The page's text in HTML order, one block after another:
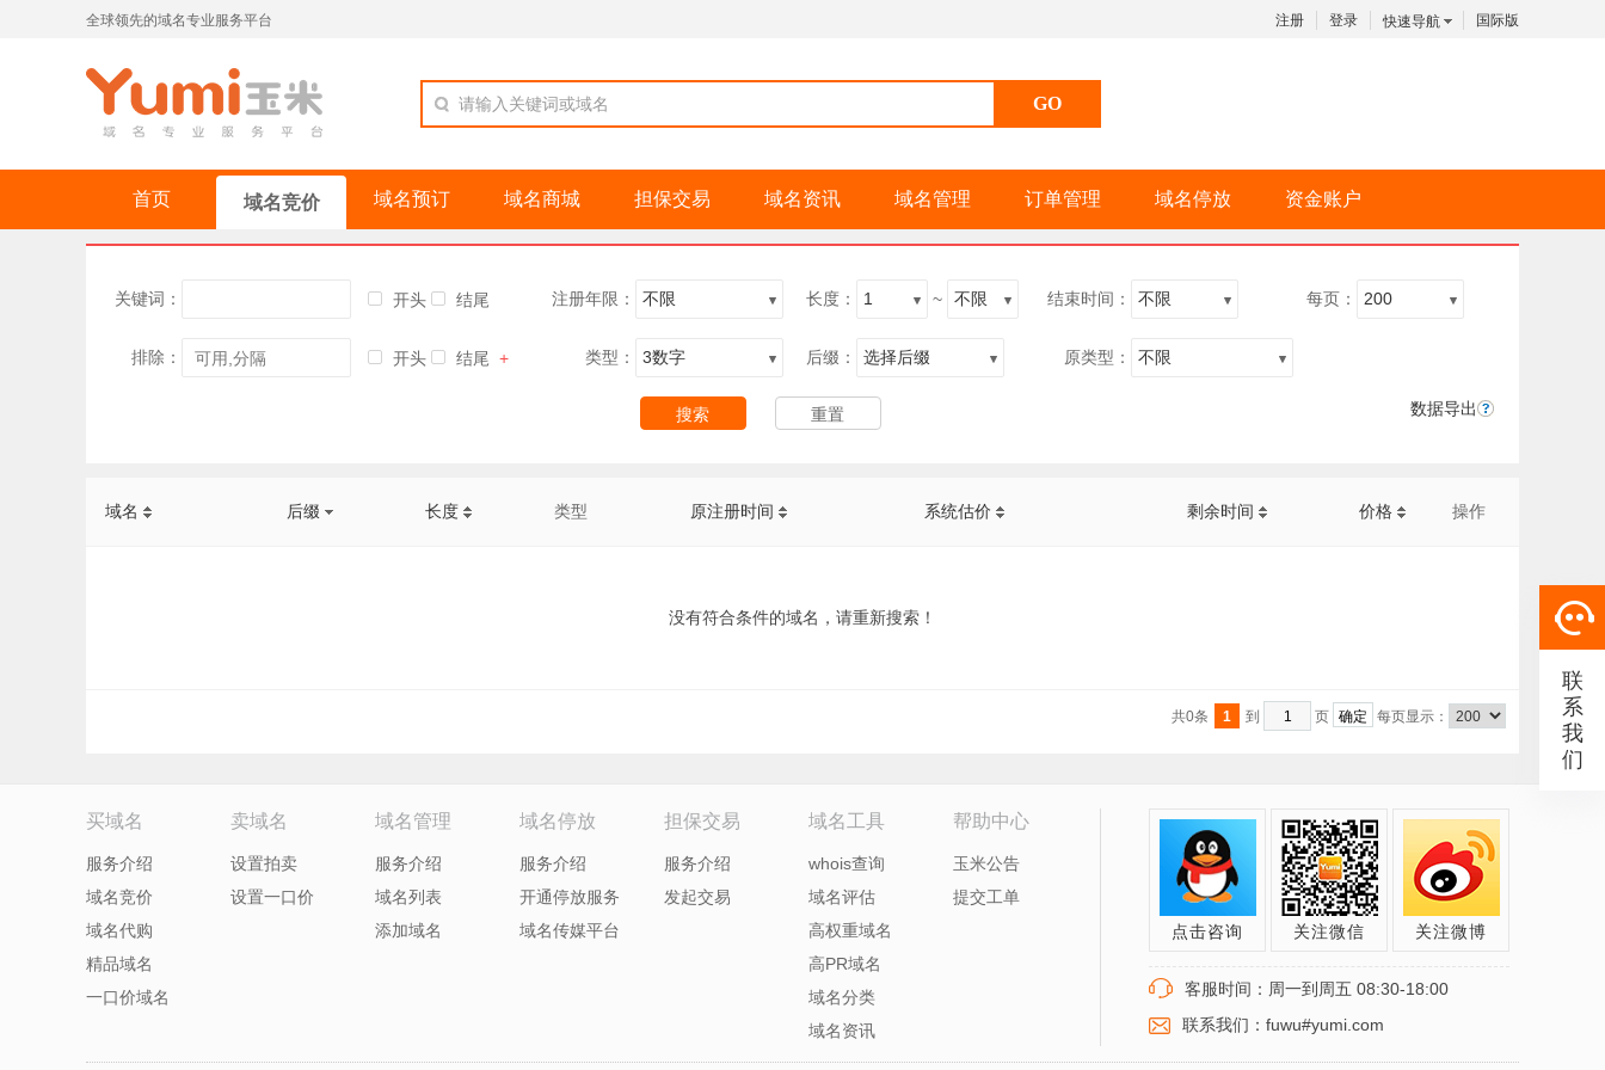
全球领先的域名专业服务平台 注册 登录 快速导航 国际版
请输入关键词或域名
首页 域名竞价 域名预订 域名商城 担保交易 域名资讯 域名管理 订单管理 域名停放 资金账户
关键词： 开头 结尾 注册年限： 长度： ~ 结束时间： 每页：
排除： 开头 结尾 + 类型： 后缀： 原类型：
数据导出
域名 后缀 长度 类型 原注册时间 系统估价 剩余时间 价格 操作
没有符合条件的域名，请重新搜索！
共0条 1 到 页 每页显示：
买域名
服务介绍
域名竞价
域名代购
精品域名
一口价域名
卖域名
设置拍卖
设置一口价
域名管理
服务介绍
域名列表
添加域名
域名停放
服务介绍
开通停放服务
域名传媒平台
担保交易
服务介绍
发起交易
域名工具
whois查询
域名评估
高权重域名
高PR域名
域名分类
域名资讯
帮助中心
玉米公告
提交工单
点击咨询
关注微信 关注微博
客服时间：周一到周五 08:30-18:00
联系我们：fuwu#yumi.com
联
系
我
们